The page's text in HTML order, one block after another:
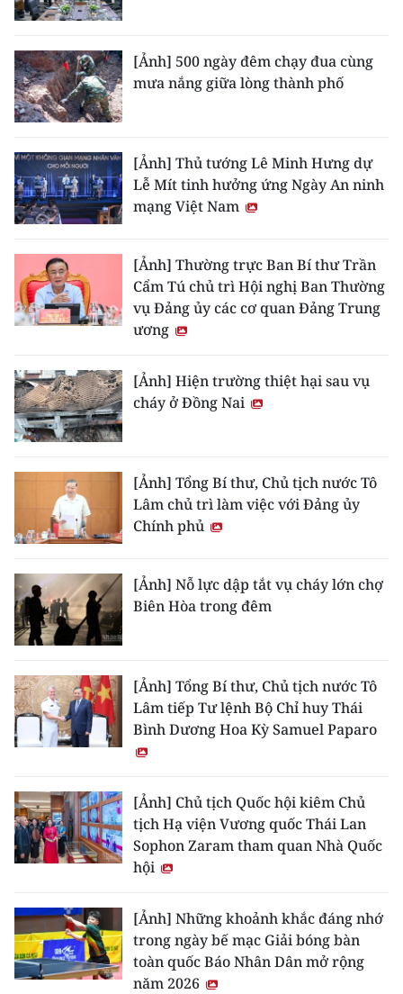
[Ảnh] 500 ngày đêm chạy đua cùng
mưa nắng giữa lòng thành phố
[Ảnh] Thủ tướng Lê Minh Hưng dự
Lễ Mít tinh hưởng ứng Ngày An ninh
mạng Việt Nam
[Ảnh] Thường trực Ban Bí thư Trần
Cẩm Tú chủ trì Hội nghị Ban Thường
vụ Đảng ủy các cơ quan Đảng Trung
ương
[Ảnh] Hiện trường thiệt hại sau vụ
cháy ở Đồng Nai
[Ảnh] Tổng Bí thư, Chủ tịch nước Tô
Lâm chủ trì làm việc với Đảng ủy
Chính phủ
[Ảnh] Nỗ lực dập tắt vụ cháy lớn chợ
Biên Hòa trong đêm
[Ảnh] Tổng Bí thư, Chủ tịch nước Tô
Lâm tiếp Tư lệnh Bộ Chỉ huy Thái
Bình Dương Hoa Kỳ Samuel Paparo
[Ảnh] Chủ tịch Quốc hội kiêm Chủ
tịch Hạ viện Vương quốc Thái Lan
Sophon Zaram tham quan Nhà Quốc
hội
[Ảnh] Những khoảnh khắc đáng nhớ
trong ngày bế mạc Giải bóng bàn
toàn quốc Báo Nhân Dân mở rộng
năm 2026